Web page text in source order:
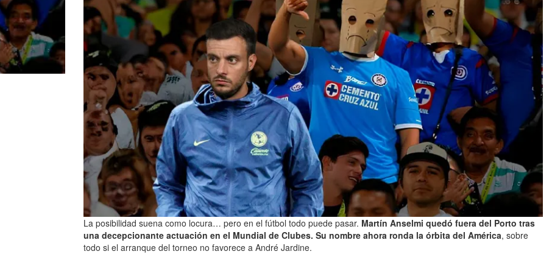
La posibilidad suena como locura… pero en el fútbol todo puede pasar. Martín Anselmi quedó fuera del Porto tras
una decepcionante actuación en el Mundial de Clubes. Su nombre ahora ronda la órbita del América, sobre
todo si el arranque del torneo no favorece a André Jardine.